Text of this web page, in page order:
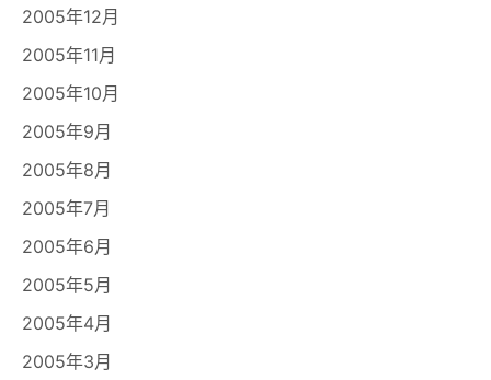
2005年12月
2005年11月
2005年10月
2005年9月
2005年8月
2005年7月
2005年6月
2005年5月
2005年4月
2005年3月